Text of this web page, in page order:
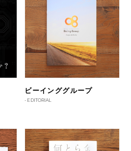
ビーインググループ
- EDITORIAL